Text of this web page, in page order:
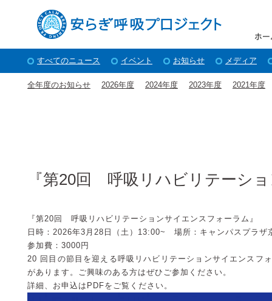
すべてのニュース イベント お知らせ メディア
全年度のお知らせ 2026年度 2024年度 2023年度 2021年度
『第20回 呼吸リハビリテーシ
『第20回 呼吸リハビリテーションサイエンスフォーラム』
日時：2026年3月28日（土）13:00~ 場所：キャンパスプラザ
参加費：3000円
20 回目の節目を迎える呼吸リハビリテーションサイエンスフ
があります。ご興味のある方はぜひご参加ください。
詳細、お申込はPDFをご覧ください。